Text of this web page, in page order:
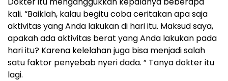
kali. “Baiklah, kalau begitu coba ceritakan apa saja
aktivitas yang Anda lakukan di hari itu. Maksud saya,
apakah ada aktivitas berat yang Anda lakukan pada
hari itu? Karena kelelahan juga bisa menjadi salah
satu faktor penyebab nyeri dada. ” Tanya dokter itu
lagi.